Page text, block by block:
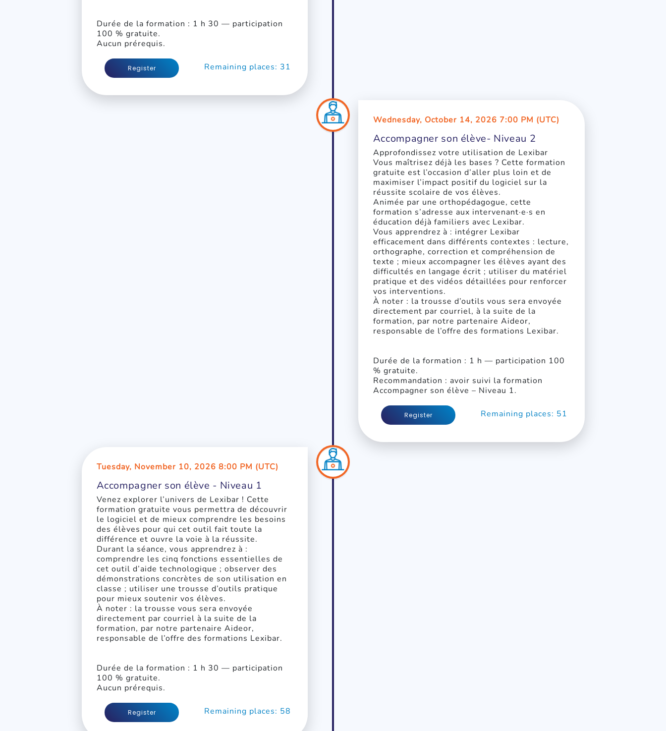
Durée de la formation : 1 h 30 — participation
100 % gratuite.
Aucun prérequis.
Register Remaining places: 31
Wednesday, October 14, 2026 7:00 PM (UTC)
Accompagner son élève- Niveau 2
Approfondissez votre utilisation de Lexibar
Vous maîtrisez déjà les bases ? Cette formation
gratuite est l’occasion d’aller plus loin et de
maximiser l’impact positif du logiciel sur la
réussite scolaire de vos élèves.
Animée par une orthopédagogue, cette
formation s’adresse aux intervenant·e·s en
éducation déjà familiers avec Lexibar.
Vous apprendrez à : intégrer Lexibar
efficacement dans différents contextes : lecture,
orthographe, correction et compréhension de
texte ; mieux accompagner les élèves ayant des
difficultés en langage écrit ; utiliser du matériel
pratique et des vidéos détaillées pour renforcer
vos interventions.
À noter : la trousse d’outils vous sera envoyée
directement par courriel, à la suite de la
formation, par notre partenaire Aideor,
responsable de l’offre des formations Lexibar.
Durée de la formation : 1 h — participation 100
% gratuite.
Recommandation : avoir suivi la formation
Accompagner son élève – Niveau 1.
Register Remaining places: 51
Tuesday, November 10, 2026 8:00 PM (UTC)
Accompagner son élève - Niveau 1
Venez explorer l’univers de Lexibar ! Cette
formation gratuite vous permettra de découvrir
le logiciel et de mieux comprendre les besoins
des élèves pour qui cet outil fait toute la
différence et ouvre la voie à la réussite.
Durant la séance, vous apprendrez à :
comprendre les cinq fonctions essentielles de
cet outil d’aide technologique ; observer des
démonstrations concrètes de son utilisation en
classe ; utiliser une trousse d’outils pratique
pour mieux soutenir vos élèves.
À noter : la trousse vous sera envoyée
directement par courriel à la suite de la
formation, par notre partenaire Aideor,
responsable de l’offre des formations Lexibar.
Durée de la formation : 1 h 30 — participation
100 % gratuite.
Aucun prérequis.
Register Remaining places: 58